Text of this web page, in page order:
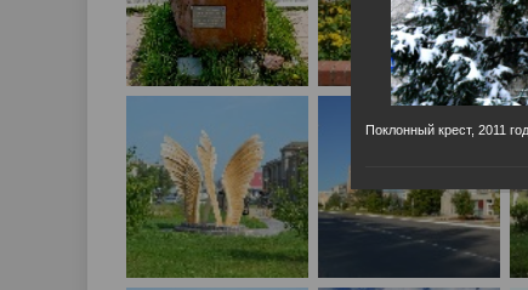
Поклонный крест, 2011 год